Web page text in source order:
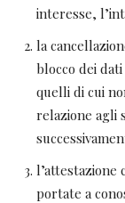
interesse,
la
blocco dei
quelli di cui
relazione agli
l’attestazione
portate a